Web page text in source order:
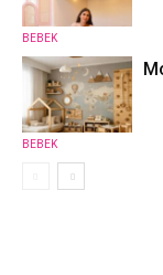
BEBEK
BEBEK